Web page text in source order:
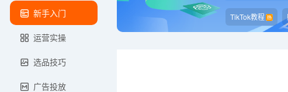
TikTok教程
新手入门
运营实操
选品技巧
广告投放